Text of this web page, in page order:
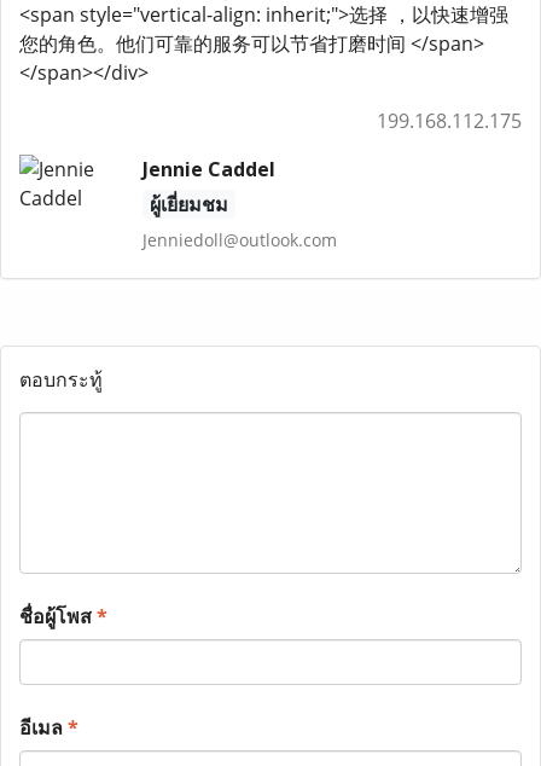
<span style="vertical-align: inherit;">选择 ，以快速增强
您的角色。他们可靠的服务可以节省打磨时间 </span>
</span></div>
199.168.112.175
Jennie Caddel
ผู้เยี่ยมชม
Jenniedoll@outlook.com
ตอบกระทู้
ชื่อผู้โพส*
อีเมล*